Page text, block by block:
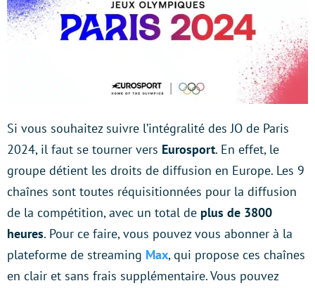
Si vous souhaitez suivre l’intégralité des JO de Paris
2024, il faut se tourner vers Eurosport. En effet, le
groupe détient les droits de diffusion en Europe. Les 9
chaînes sont toutes réquisitionnées pour la diffusion
de la compétition, avec un total de plus de 3800
heures. Pour ce faire, vous pouvez vous abonner à la
plateforme de streaming Max, qui propose ces chaînes
en clair et sans frais supplémentaire. Vous pouvez